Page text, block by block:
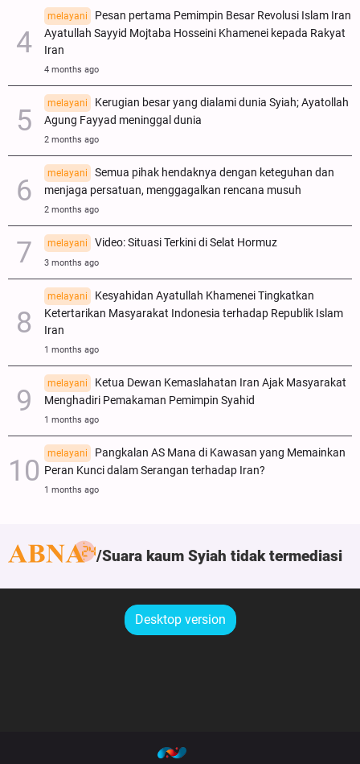
melayani
Pesan pertama Pemimpin Besar Revolusi Islam Iran
Ayatullah Sayyid Mojtaba Hosseini Khamenei kepada Rakyat
Iran
4 months ago
melayani
Kerugian besar yang dialami dunia Syiah; Ayatollah
Agung Fayyad meninggal dunia
2 months ago
melayani
Semua pihak hendaknya dengan keteguhan dan
menjaga persatuan, menggagalkan rencana musuh
2 months ago
melayani Video: Situasi Terkini di Selat Hormuz
3 months ago
melayani
Kesyahidan Ayatullah Khamenei Tingkatkan
Ketertarikan Masyarakat Indonesia terhadap Republik Islam
Iran
1 months ago
melayani
Ketua Dewan Kemaslahatan Iran Ajak Masyarakat
Menghadiri Pemakaman Pemimpin Syahid
1 months ago
melayani
Pangkalan AS Mana di Kawasan yang Memainkan
Peran Kunci dalam Serangan terhadap Iran?
1 months ago
Suara kaum Syiah tidak termediasi
Desktop version